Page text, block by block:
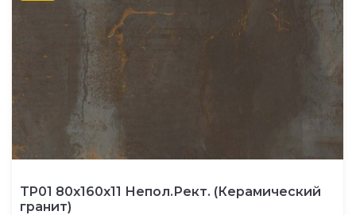
TP01 80x160x11 Непол.Рект. (Керамический
гранит)